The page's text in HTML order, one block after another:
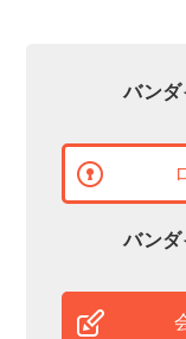
バン
バン